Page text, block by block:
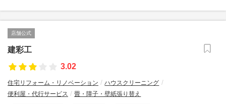
店舗公式
建彩工
3.02
住宅リフォーム・リノベーション
ハウスクリーニング
便利屋・代行サービス
畳・障子・壁紙張り替え